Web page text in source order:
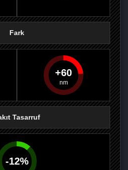
Fark
60
Tasarruf
-12%